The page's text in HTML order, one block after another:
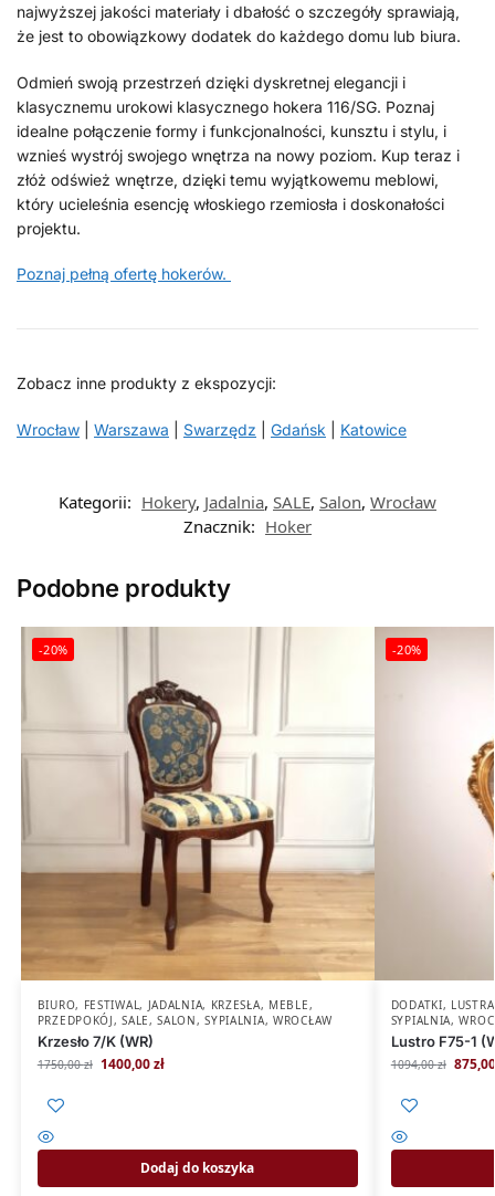
najwyższej jakości materiały i dbałość o szczegóły sprawiają,
że jest to obowiązkowy dodatek do każdego domu lub biura.
Odmień swoją przestrzeń dzięki dyskretnej elegancji i
klasycznemu urokowi klasycznego hokera 116/SG. Poznaj
idealne połączenie formy i funkcjonalności, kunsztu i stylu, i
wznieś wystrój swojego wnętrza na nowy poziom. Kup teraz i
złóż odśwież wnętrze, dzięki temu wyjątkowemu meblowi,
który ucieleśnia esencję włoskiego rzemiosła i doskonałości
projektu.
Poznaj pełną ofertę hokerów.
Zobacz inne produkty z ekspozycji:
Wrocław Warszawa Swarzędz Gdańsk Katowice
Kategorii: Hokery, Jadalnia, SALE, Salon, Wrocław
Znacznik: Hoker
Podobne produkty
-20%
BIURO, FESTIWAL, JADALNIA, KRZESŁA, MEBLE,
PRZEDPOKÓJ,SALE,SALON,SYPIALNIA, WROCŁAW
Krzesło 7/K (WR)
1750,00zł 1400,00zł
Dodaj do koszyka
-20%
DODATKI, LUSTRA
SYPIALNIA,
Lustro F75-1
1094,00zł